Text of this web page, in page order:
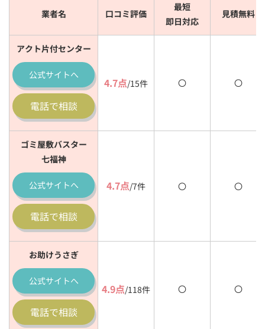
業者名 口コミ評価
最短
即日対応
見積無料
アクト片付センター
公式サイトへ
電話で相談
4.7点/15件 〇 〇
ゴミ屋敷バスター
七福神
公式サイトへ
電話で相談
4.7点/7件 〇 〇
お助けうさぎ
公式サイトへ
電話で相談
4.9点/118件 〇 〇